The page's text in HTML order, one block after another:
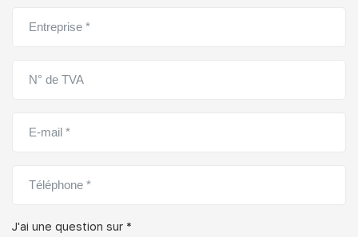
J'ai une question sur *